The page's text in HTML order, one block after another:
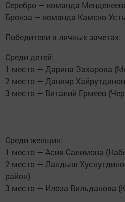
Серебро — команда
Бронза — команда Камско-
Победители в личных зачетах:
Среди детей:
1 место — Дарина Захарова
2 место — Данияр
3 место — Виталий Ермеев
Среди женщин:
1 место — Асия Салимова
2 место — Ландыш
район)
3 место — Илоза Вильданова